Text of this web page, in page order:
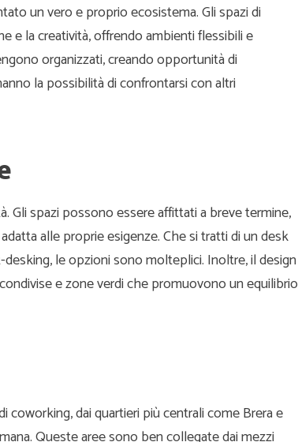
un vero e proprio ecosistema. Gli spazi di
e la creatività, offrendo ambienti flessibili e
organizzati, creando opportunità di
la possibilità di confrontarsi con altri
Gli spazi possono essere affittati a breve termine,
alle proprie esigenze. Che si tratti di un desk
le opzioni sono molteplici. Inoltre, il design
e zone verdi che promuovono un equilibrio
coworking, dai quartieri più centrali come Brera e
Queste aree sono ben collegate dai mezzi